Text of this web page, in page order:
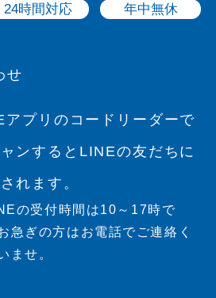
24時間対応 年中無休
せ
アプリのコードリーダーで
ンすると LINEの友だちに
れます。
の受付時間は10～17時で
急ぎの方はお電話でご連絡く
ませ。